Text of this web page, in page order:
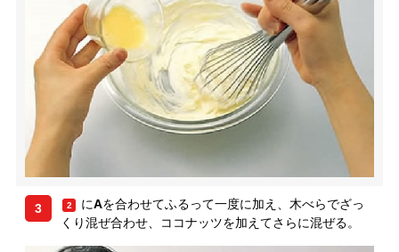
3 2 にAを合わせてふるって一度に加え、木べらでざっ
くり混ぜ合わせ、ココナッツを加えてさらに混ぜる。